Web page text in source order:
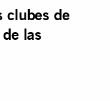
clubes de
las